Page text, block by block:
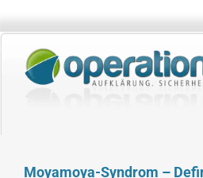
springen
Moyamoya-Syndrom –